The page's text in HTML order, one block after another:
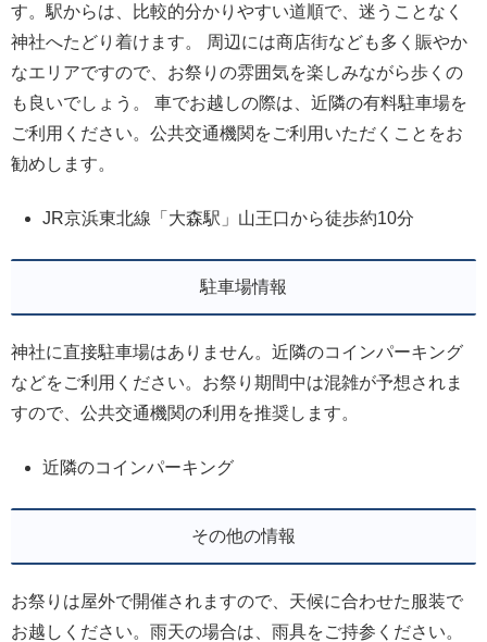
す。駅からは、比較的分かりやすい道順で、迷うことなく
神社へたどり着けます。 周辺には商店街なども多く賑やか
なエリアですので、お祭りの雰囲気を楽しみながら歩くの
も良いでしょう。 車でお越しの際は、近隣の有料駐車場を
ご利用ください。公共交通機関をご利用いただくことをお
勧めします。
JR京浜東北線「大森駅」山王口から徒歩約10分
駐車場情報
神社に直接駐車場はありません。近隣のコインパーキング
などをご利用ください。お祭り期間中は混雑が予想されま
すので、公共交通機関の利用を推奨します。
近隣のコインパーキング
その他の情報
お祭りは屋外で開催されますので、天候に合わせた服装で
お越しください。雨天の場合は、雨具をご持参ください。